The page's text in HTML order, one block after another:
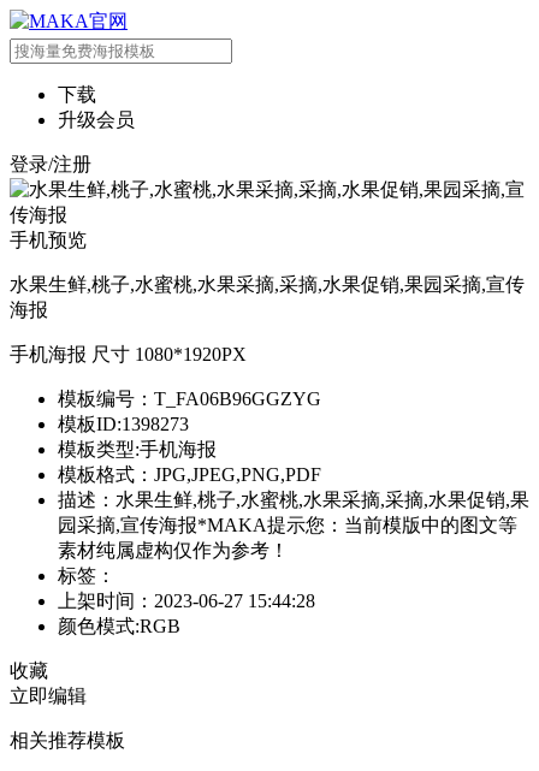
下载
升级会员
登录/注册
手机预览
水果生鲜,桃子,水蜜桃,水果采摘,采摘,水果促销,果园采摘,宣传
海报
手机海报 尺寸 1080*1920PX
模板编号：T_FA06B96GGZYG
模板ID:1398273
模板类型:手机海报
模板格式：JPG,JPEG,PNG,PDF
描述：水果生鲜,桃子,水蜜桃,水果采摘,采摘,水果促销,果
园采摘,宣传海报*MAKA提示您：当前模版中的图文等
素材纯属虚构仅作为参考！
标签：
上架时间：2023-06-27 15:44:28
颜色模式:RGB
收藏
立即编辑
相关推荐模板